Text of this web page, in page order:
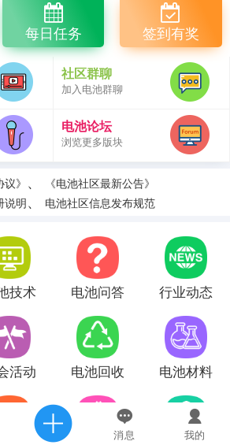
消息 我的
每日任务 签到有奖
社区群聊
加入电池群聊
电池论坛
浏览更多版块
》 、 《电池社区最新公告》
说明、 电池社区信息发布规范
技术 电池问答 行业动态
活动 电池回收 电池材料